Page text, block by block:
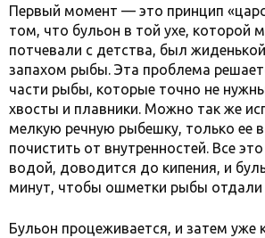
Первый момент — это принцип
том, что бульон в той ухе, которой
потчевали с детства, был
запахом рыбы. Эта проблема
части рыбы, которые точно не
хвосты и плавники. Можно так же
мелкую речную рыбешку, только ее
почистить от внутренностей. Все
водой, доводится до кипения, и
минут, чтобы ошметки рыбы отдали
Бульон процеживается, и затем уже